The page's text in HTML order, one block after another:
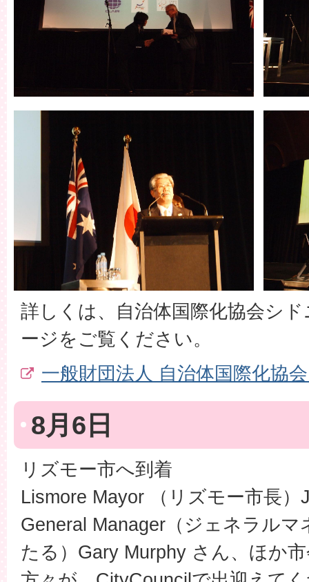
詳しくは、自治体国際化協会シ
ージをご覧ください。
一般財団法人 自治体国際化協
8月6日
リズモー市へ到着
Lismore Mayor
（リズモー市長）
General Manager （ジェネラル
たる） Gary Murphy さん、ほか